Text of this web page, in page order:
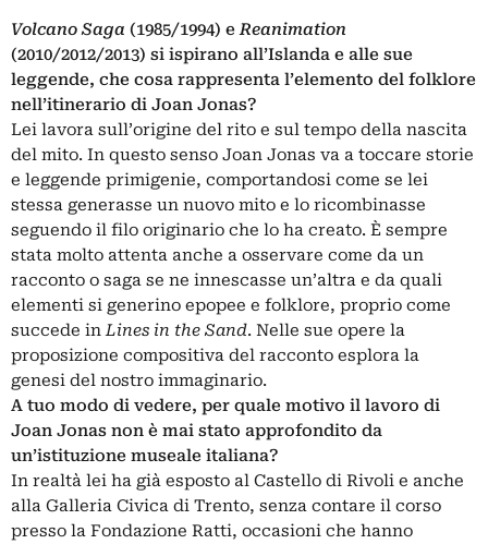
Volcano Saga (1985/1994) eReanimation
(2010/2012/2013) si ispirano all’Islanda e alle sue
leggende, che cosa rappresenta l’elemento del folklore
nell’itinerario di Joan Jonas?
Lei lavora sull’origine del rito e sul tempo della nascita
del mito. In questo senso Joan Jonas va a toccare storie
e leggende primigenie, comportandosi come se lei
stessa generasse un nuovo mito e lo ricombinasse
seguendo il filo originario che lo ha creato. È sempre
stata molto attenta anche a osservare come da un
racconto o saga se ne innescasse un’altra e da quali
elementi si generino epopee e folklore, proprio come
succede inLines in the Sand. Nelle sue opere la
proposizione compositiva del racconto esplora la
genesi del nostro immaginario.
A tuo modo di vedere, per quale motivo il lavoro di
Joan Jonas non è mai stato approfondito da
un’istituzione museale italiana?
In realtà lei ha già esposto al Castello di Rivoli e anche
alla Galleria Civica di Trento, senza contare il corso
presso la Fondazione Ratti, occasioni che hanno